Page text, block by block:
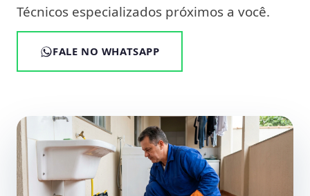
Técnicos especializados próximos a você.
FALE NO WHATSAPP